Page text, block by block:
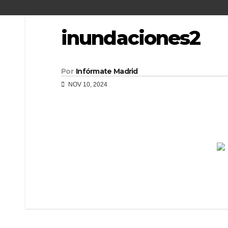
inundaciones2
Por Infórmate Madrid
NOV 10, 2024